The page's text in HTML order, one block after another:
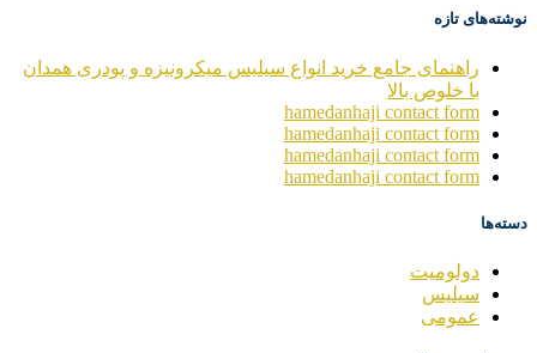
نوشته‌های تازه
راهنمای جامع خرید انواع سیلیس میکرونیزه و پودری همدان
با خلوص بالا
hamedanhaji contact form
hamedanhaji contact form
hamedanhaji contact form
hamedanhaji contact form
دسته‌ها
دولومیت
سیلیس
عمومی